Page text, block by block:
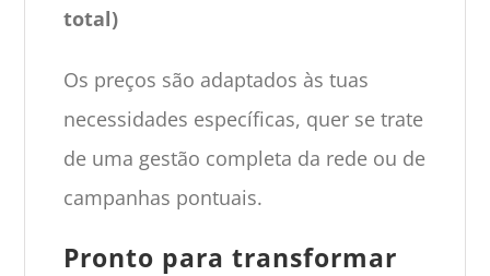
total)
Os preços são adaptados às tuas
necessidades específicas, quer se trate
de uma gestão completa da rede ou de
campanhas pontuais.
Pronto para transformar